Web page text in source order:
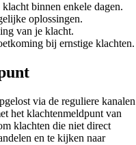
binnen enkele dagen.
oplossingen.
van je klacht.
bij ernstige klachten.
via de reguliere kanalen
het klachtenmeldpunt van
klachten die niet direct
en te kijken naar